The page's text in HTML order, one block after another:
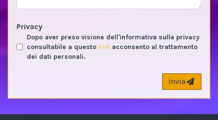
Privacy
Dopo aver preso visione dell'informativa sulla privacy
consultabile a questo link acconsento al trattamento
dei dati personali.
Invia